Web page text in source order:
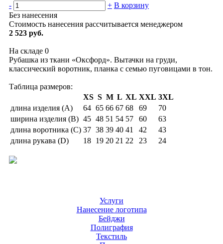
- + В корзину
Без нанесения
Стоимость нанесения рассчитывается менеджером
2 523 руб.
На складе 0
Рубашка из ткани «Оксфорд». Вытачки на груди,
классический воротник, планка с семью пуговицами в тон.
Таблица размеров:
XS S M L XL XXL 3XL
длина изделия (A)
64 65 66 67 68 69
70
ширина изделия (B) 45 48 51 54 57 60
63
длина воротника (С) 37 38 39 40 41 42
43
длина рукава (D)
18 19 20 21 22 23 24
Услуги
Нанесение логотипа
Бейджи
Полиграфия
Текстиль